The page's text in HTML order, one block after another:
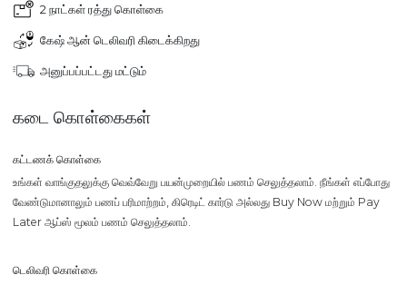
2 நாட்கள் ரத்து கொள்கை
கேஷ் ஆன் டெலிவரி கிடைக்கிறது
அனுப்பப்பட்டது மட்டும்
கடை கொள்கைகள்
கட்டணக் கொள்கை
உங்கள் வாங்குதலுக்கு வெவ்வேறு பயன்முறையில் பணம் செலுத்தலாம். நீங்கள் எப்போது
வேண்டுமானாலும் பணப் பரிமாற்றம், கிரெடிட் கார்டு அல்லது Buy Now மற்றும் Pay
Later ஆப்ஸ் மூலம் பணம் செலுத்தலாம்.
டெலிவரி கொள்கை